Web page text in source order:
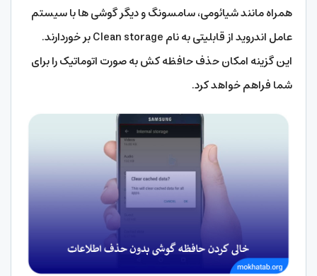
همراه مانند شیائومی، سامسونگ و دیگر گوشی ها با سیستم
عامل اندروید از قابلیتی به نام Clean storage بر خوردارند.
این گزینه امکان حذف حافظه کش به صورت اتوماتیک را برای
شما فراهم خواهد کرد.